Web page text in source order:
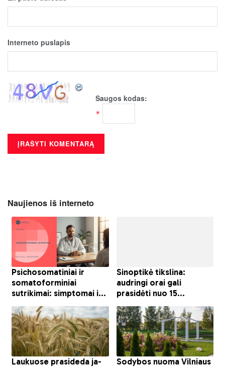
Interneto puslapis
Saugos kodas:
*
Naujienos iš interneto